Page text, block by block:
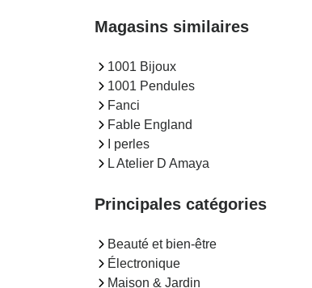
Magasins similaires
1001 Bijoux
1001 Pendules
Fanci
Fable England
I perles
L Atelier D Amaya
Principales catégories
Beauté et bien-être
Électronique
Maison & Jardin